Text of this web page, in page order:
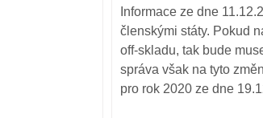
Informace ze dne
členskými státy. Pokud
off-skladu, tak bude
správa však na tyto
pro rok 2020 ze dne